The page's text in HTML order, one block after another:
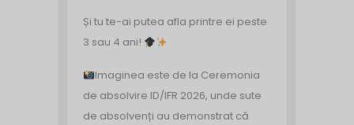
Și tu te-ai putea afla printre ei peste
3 sau 4 ani!
Imaginea este de la Ceremonia
de absolvire ID/IFR 2026, unde sute
de absolvenți au demonstrat că